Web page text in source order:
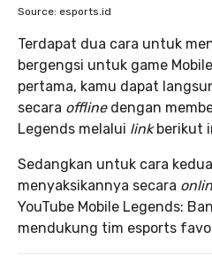
Source: esports.id
Terdapat dua cara untuk
bergengsi untuk game
pertama, kamu dapat
secara offlinedengan
Legends melalui linkberikut
Sedangkan untuk cara
menyaksikannya secara
YouTube Mobile Legends:
mendukung tim esports